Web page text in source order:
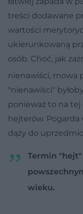
treści dodawane
wartości
ukierunkowaną
osób. Choć, jak
nienawiści, mowa
"nienawiści"
ponieważ to na tej
hejterów.
dąży do
Termin "hejt"
wieku.